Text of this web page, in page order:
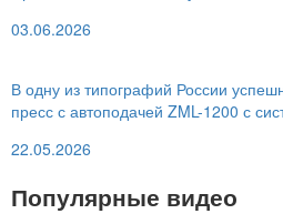
03.06.2026
В одну из типографий России
пресс с автоподачей ZML-1200 с
22.05.2026
Популярные видео